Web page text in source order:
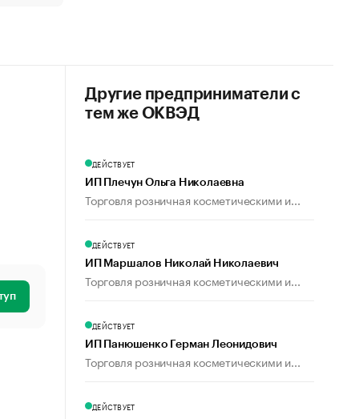
Другие предприниматели с
тем же ОКВЭД
ДЕЙСТВУЕТ
ИП Плечун Ольга Николаевна
Торговля розничная косметическими и...
ДЕЙСТВУЕТ
ИП Маршалов Николай Николаевич
Торговля розничная косметическими и...
ДЕЙСТВУЕТ
ИП Панюшенко Герман Леонидович
Торговля розничная косметическими и...
ДЕЙСТВУЕТ